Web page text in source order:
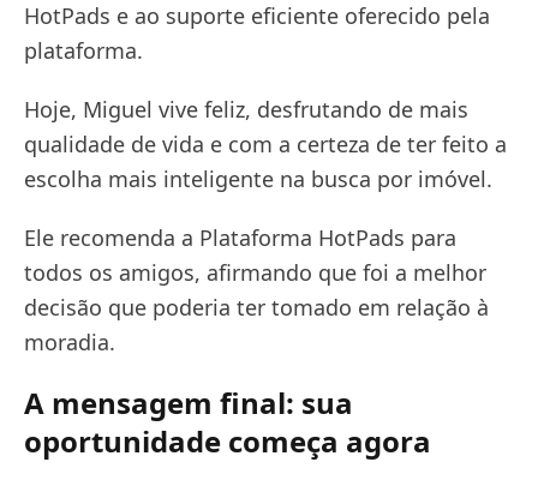
HotPads e ao suporte eficiente oferecido pela
plataforma.
Hoje, Miguel vive feliz, desfrutando de mais
qualidade de vida e com a certeza de ter feito a
escolha mais inteligente na busca por imóvel.
Ele recomenda a Plataforma HotPads para
todos os amigos, afirmando que foi a melhor
decisão que poderia ter tomado em relação à
moradia.
A mensagem final: sua
oportunidade começa agora